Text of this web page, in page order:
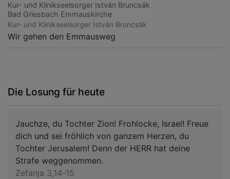
Kur- und Klinikseelsorger István Bruncsák
Bad Griesbach Emmauskirche
Kur- und Klinikseelsorger István Bruncsák
Wir gehen den Emmausweg
Die Losung für heute
Jauchze, du Tochter Zion! Frohlocke, Israel! Freue
dich und sei fröhlich von ganzem Herzen, du
Tochter Jerusalem! Denn der HERR hat deine
Strafe weggenommen.
Zefanja 3,14-15